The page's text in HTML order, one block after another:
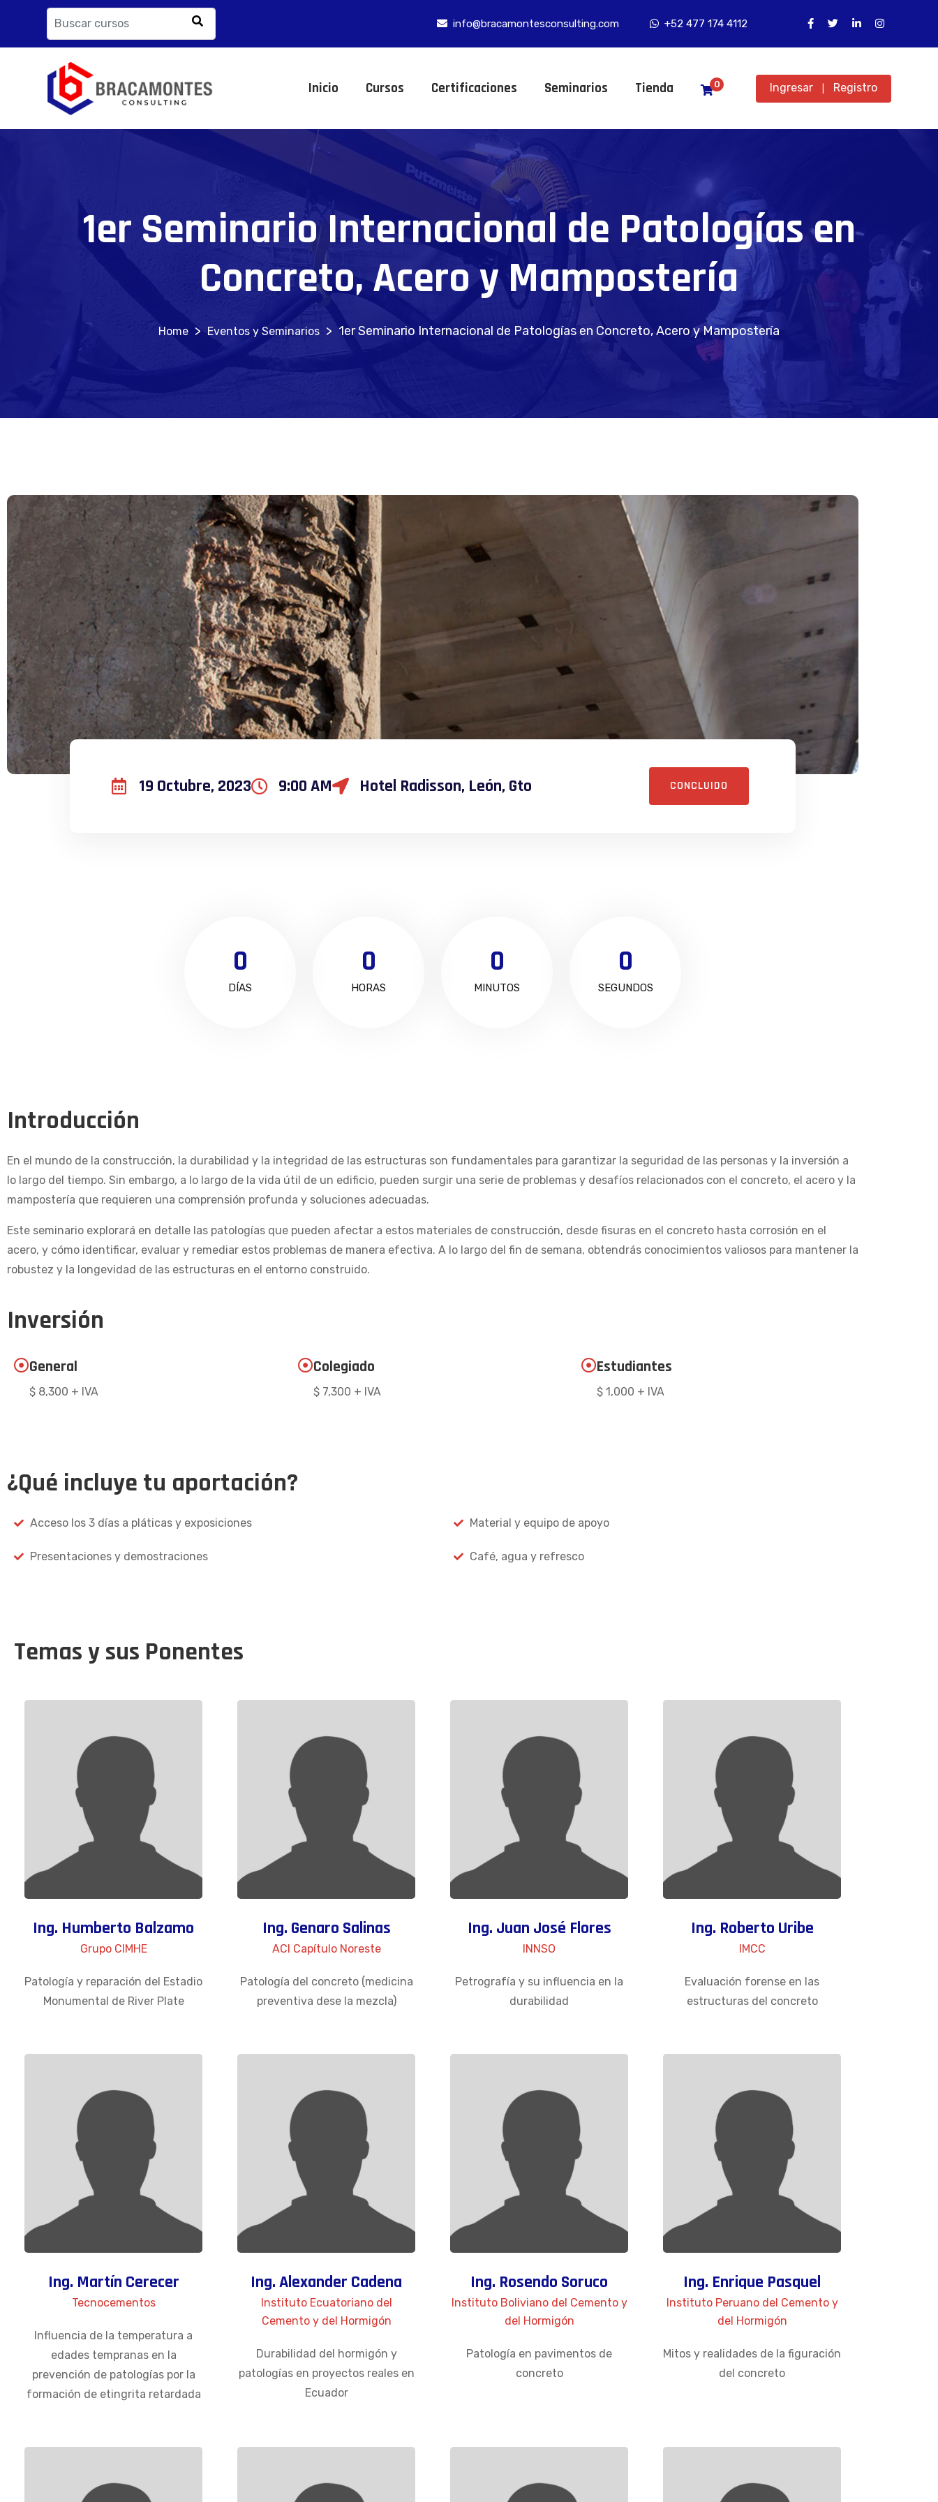
info@bracamontesconsulting.com +52 477 174 4112
Inicio Cursos Certificaciones Seminarios Tienda 0 Ingresar Registro
1er Seminario Internacional de Patologías en
Concreto, Acero y Mampostería
> Eventos y Seminarios > 1er Seminario Internacional de Patologías en Concreto, Acero y Mampostería
19 Octubre, 2023 9:00 AM Hotel Radisson, León, Gto CONCLUIDO
0
DÍAS
0
HORAS
0
MINUTOS
0
SEGUNDOS
Introducción
En el mundo de la construcción, la durabilidad y la integridad de las estructuras son fundamentales para garantizar la seguridad de las personas y la inversión a
lo largo del tiempo. Sin embargo, a lo largo de la vida útil de un edificio, pueden surgir una serie de problemas y desafíos relacionados con el concreto, el acero y la
mampostería que requieren una comprensión profunda y soluciones adecuadas.
Este seminario explorará en detalle las patologías que pueden afectar a estos materiales de construcción, desde fisuras en el concreto hasta corrosión en el
acero, y cómo identificar, evaluar y remediar estos problemas de manera efectiva. A lo largo del fin de semana, obtendrás conocimientos valiosos para mantener la
robustez y la longevidad de las estructuras en el entorno construido.
Inversión
General
$ 8,300 + IVA
Colegiado
$ 7,300 + IVA
Estudiantes
$ 1,000 + IVA
¿Qué incluye tu aportación?
Acceso los 3 días a pláticas y exposiciones
Presentaciones y demostraciones
Material y equipo de apoyo
Café, agua y refresco
Temas y sus Ponentes
Ing. Humberto Balzamo
Grupo CIMHE
Patología y reparación del Estadio
Monumental de River Plate
Ing. Genaro Salinas
ACI Capítulo Noreste
Patología del concreto (medicina
preventiva dese la mezcla)
Ing. Juan José Flores
INNSO
Petrografía y su influencia en la
durabilidad
Ing. Roberto Uribe
IMCC
Evaluación forense en las
estructuras del concreto
Ing. Martín Cerecer
Tecnocementos
Influencia de la temperatura a
edades tempranas en la
prevención de patologías por la
formación de etingrita retardada
Ing. Alexander Cadena
Instituto Ecuatoriano del
Cemento y del Hormigón
Durabilidad del hormigón y
patologías en proyectos reales en
Ecuador
Ing. Rosendo Soruco
Instituto Boliviano del Cemento y
del Hormigón
Patología en pavimentos de
concreto
Ing. Enrique Pasquel
Instituto Peruano del Cemento y
del Hormigón
Mitos y realidades de la figuración
del concreto